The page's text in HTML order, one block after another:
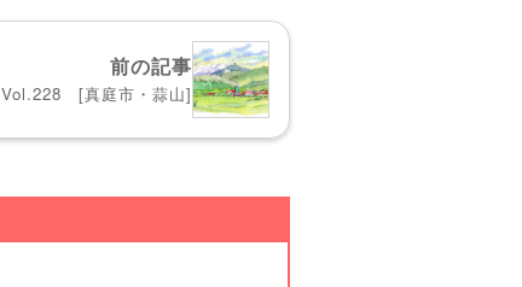
前の記事
Vol.228 [真庭市・蒜山]